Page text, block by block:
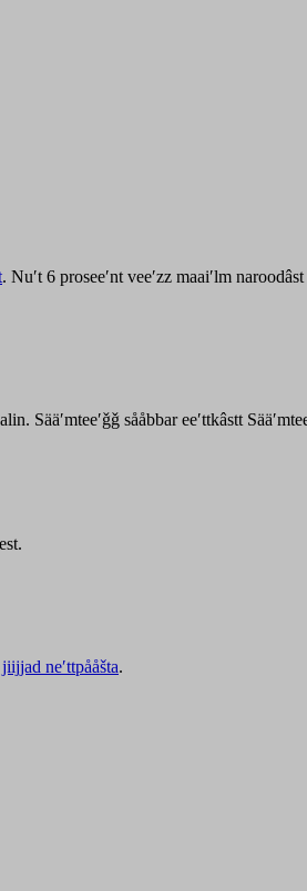
. Nuʹt 6 proseeʹnt veeʹzz maaiʹlm
Sääʹmteeʹǧǧ sååbbar eeʹttkâstt
neʹttpååšta.